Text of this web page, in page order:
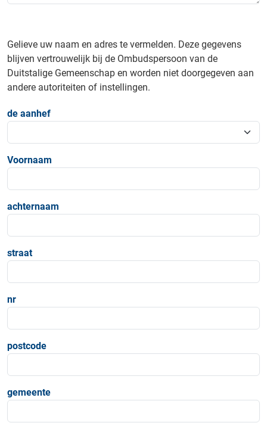
Gelieve uw naam en adres te vermelden. Deze gegevens
blijven vertrouwelijk bij de Ombudspersoon van de
Duitstalige Gemeenschap en worden niet doorgegeven aan
andere autoriteiten of instellingen.
de aanhef
Voornaam
achternaam
straat
nr
postcode
gemeente